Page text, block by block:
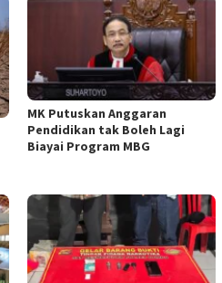
MK Putuskan Anggaran
Pendidikan tak Boleh Lagi
Biayai Program MBG